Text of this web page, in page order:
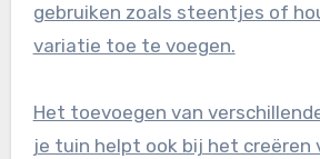
gebruiken zoals steentjes of
variatie toe te voegen.
Het toevoegen van
je tuin helpt ook bij het creëren